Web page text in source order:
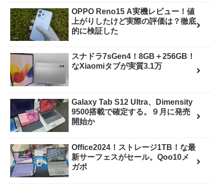
OPPO Reno15 A実機レビュー！値
上がりしたけど実際の評価は？徹底
的に検証した
スナドラ7sGen4！8GB＋256GB！
なXiaomiタブが実質3.1万
Galaxy Tab S12 Ultra、Dimensity
9500搭載で確定する。９月に発売
開始か
Office2024！ストレージ1TB！な最
新サーフェスがセール。Qoo10メ
ガポ